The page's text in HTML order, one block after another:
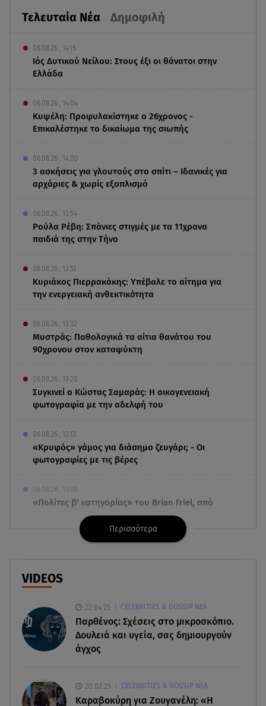
Τελευταία Νέα Δημοφιλή
06.08.26 , 14:15
Ιός Δυτικού Νείλου: Στους έξι οι θάνατοι στην
Ελλάδα
06.08.26 , 14:04
Κυψέλη: Προφυλακίστηκε ο 26χρονος -
Επικαλέστηκε το δικαίωμα της σιωπής
06.08.26 , 14:00
3 ασκήσεις για γλουτούς στο σπίτι – Ιδανικές για
αρχάριες & χωρίς εξοπλισμό
06.08.26 , 13:54
Ρούλα Ρέβη: Σπάνιες στιγμές με τα 11χρονα
παιδιά της στην Τήνο
06.08.26 , 13:51
Κυριάκος Πιερρακάκης: Υπέβαλε το αίτημα για
την ενεργειακή ανθεκτικότητα
06.08.26 , 13:32
Μυστράς: Παθολογικά τα αίτια θανάτου του
90χρονου στον καταψύκτη
06.08.26 , 13:20
Συγκινεί ο Κώστας Σαμαράς: Η οικογενειακή
φωτογραφία με την αδελφή του
06.08.26 , 13:13
«Κρυφός» γάμος για διάσημο ζευγάρι; - Οι
φωτογραφίες με τις βέρες
06.08.26 , 13:00
«Πολίτες β' κατηγορίας» του Brian Friel, από
Δευτέρα 5 Οκτωβρίου
Dacia: Πρωταγωνιστεί και στον στίβο
06.08.26 , 12:33
Παρουσιάστηκε η εφαρμογή myAGRO: Πότε
ξεκινούν οι πληρωμές στους αγρότες
06.08.26 , 12:29
Πέτρος Πολυχρονίδης: Στο Θεματικό Πάρκο Star
06.08.26 , 12:08
Περισσότερα
VIDEOS
22.04.25 CELEBRITIES & GOSSIP ΝΕΑ
Παρθένος: Σχέσεις στο μικροσκόπιο.
Δουλειά και υγεία, σας δημιουργούν
άγχος
20.02.25 CELEBRITIES & GOSSIP ΝΕΑ
Καραβοκύρη για Ζουγανέλη: «Η